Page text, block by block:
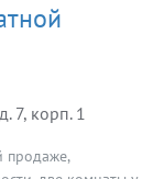
7, корп. 1
продаже,